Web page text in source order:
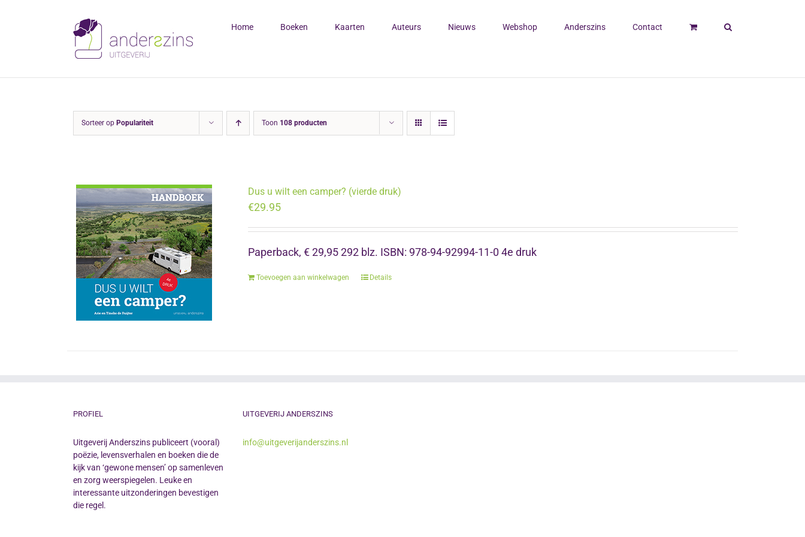
Home Boeken Kaarten Auteurs Nieuws Webshop Anderszins Contact
Sorteer op Populariteit Toon 108 producten
Dus u wilt een camper? (vierde druk)
€29.95
Paperback, € 29,95 292 blz. ISBN: 978-94-92994-11-0 4e druk
Toevoegen aan winkelwagen Details
PROFIEL
Uitgeverij Anderszins publiceert (vooral)
poëzie, levensverhalen en boeken die de
kijk van ‘gewone mensen’ op samenleven
en zorg weerspiegelen. Leuke en
interessante uitzonderingen bevestigen
die regel.
UITGEVERIJ ANDERSZINS
info@uitgeverijanderszins.nl